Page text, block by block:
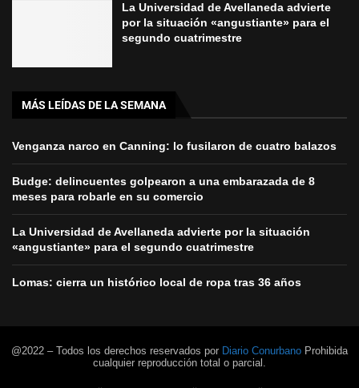
La Universidad de Avellaneda advierte
por la situación «angustiante» para el
segundo cuatrimestre
MÁS LEÍDAS DE LA SEMANA
Venganza narco en Canning: lo fusilaron de cuatro balazos
Budge: delincuentes golpearon a una embarazada de 8
meses para robarle en su comercio
La Universidad de Avellaneda advierte por la situación
«angustiante» para el segundo cuatrimestre
Lomas: cierra un histórico local de ropa tras 36 años
@2022 – Todos los derechos reservados por Diario Conurbano Prohibida
cualquier reproducción total o parcial.